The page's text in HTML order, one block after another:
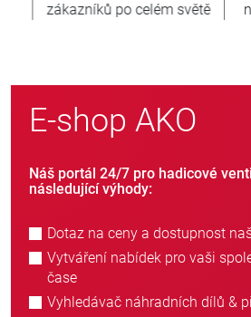
nových zákazníků ročně
E-shop AKO
Náš portál 24/7 pro hadicové
následující výhody:
Dotaz na ceny a dostupnost
Vytváření nabídek pro vaši
čase
Vyhledávač náhradních dílů &